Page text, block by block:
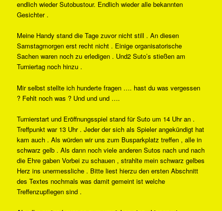
endlich wieder Sutobustour. Endlich wieder alle bekannten
Gesichter .
Meine Handy stand die Tage zuvor nicht still . An diesen
Samstagmorgen erst recht nicht . Einige organisatorische
Sachen waren noch zu erledigen . Und2 Suto’s stießen am
Turniertag noch hinzu .
Mir selbst stellte ich hunderte fragen …. hast du was vergessen
? Fehlt noch was ? Und und und ….
Turnierstart und Eröffnungsspiel stand für Suto um 14 Uhr an .
Treffpunkt war 13 Uhr . Jeder der sich als Spieler angekündigt hat
kam auch . Als würden wir uns zum Busparkplatz treffen , alle in
schwarz gelb . Als dann noch viele anderen Sutos nach und nach
die Ehre gaben Vorbei zu schauen , strahlte mein schwarz gelbes
Herz ins unermessliche . Bitte liest hierzu den ersten Abschnitt
des Textes nochmals was damit gemeint ist welche
Treffenzupflegen sind .